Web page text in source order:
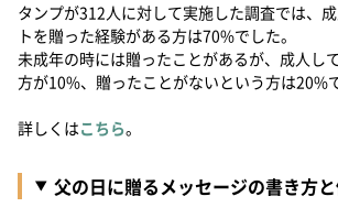
タンプが312人に対して実施した調査では、
トを贈った経験がある方は70%でした。
未成年の時には贈ったことがあるが、成人し
方が10%、贈ったことがないという方は20%
詳しくはこちら。
父の日に贈るメッセージの書き方